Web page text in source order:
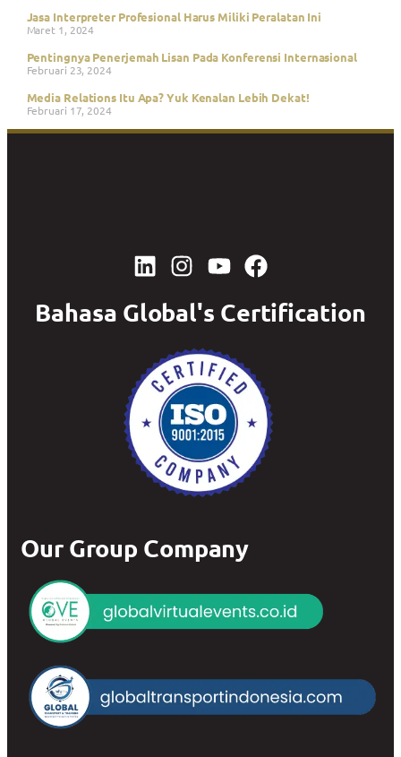
Jasa Interpreter Profesional Harus Miliki Peralatan Ini
Maret 1, 2024
Pentingnya Penerjemah Lisan Pada Konferensi Internasional
Februari 23, 2024
Media Relations Itu Apa? Yuk Kenalan Lebih Dekat!
Februari 17, 2024
Bahasa Global's Certification
Our Group Company